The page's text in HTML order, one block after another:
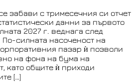
забави с тримесечния си отчет
данни за първото
2027 г. веднага след
По-силната насоченост на
пазар ѝ позволи
на фона на бума на
като общите ѝ приходи
[…]